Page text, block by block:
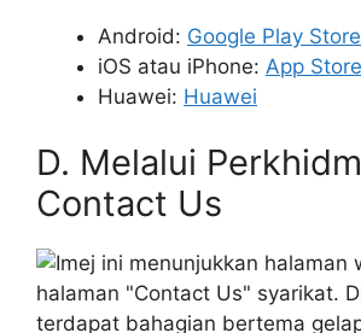
Android: Google Play Store
iOS atau iPhone: App Store
Huawei: Huawei
D. Melalui
Contact Us